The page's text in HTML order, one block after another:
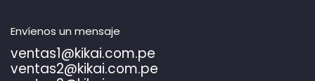
Envíenos un mensaje
ventas1@kikai.com.pe
ventas2@kikai.com.pe